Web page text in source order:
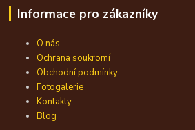
Informace pro zákazníky
O nás
Ochrana soukromí
Obchodní podmínky
Fotogalerie
Kontakty
Blog